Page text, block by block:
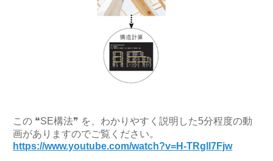
この ❝SE構法❞ を、わかりやすく説明した5分程度の動
画がありますのでご覧ください。
https://www.youtube.com/watch?v=H-TRgll7Fjw